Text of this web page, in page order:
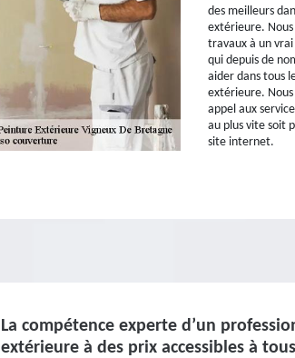
des meilleurs
extérieure. Nous
travaux à un
qui depuis de
aider dans tous
extérieure.
appel aux
au plus vite soit
site internet.
La compétence experte d’un
extérieure à des prix accessibles à